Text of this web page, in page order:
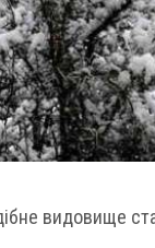
видовище